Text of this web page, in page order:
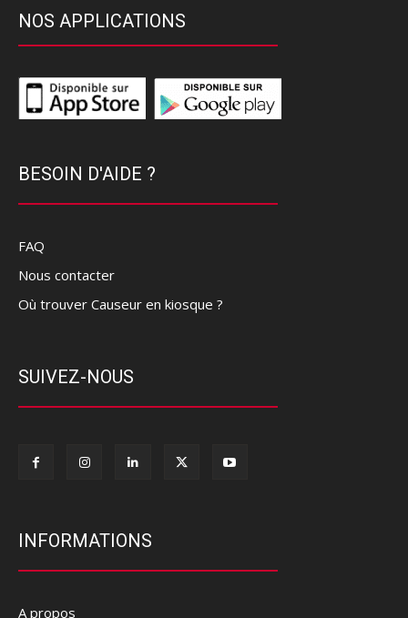
NOS APPLICATIONS
BESOIN D'AIDE ?
FAQ
Nous contacter
Où trouver Causeur en kiosque ?
SUIVEZ-NOUS
INFORMATIONS
A propos